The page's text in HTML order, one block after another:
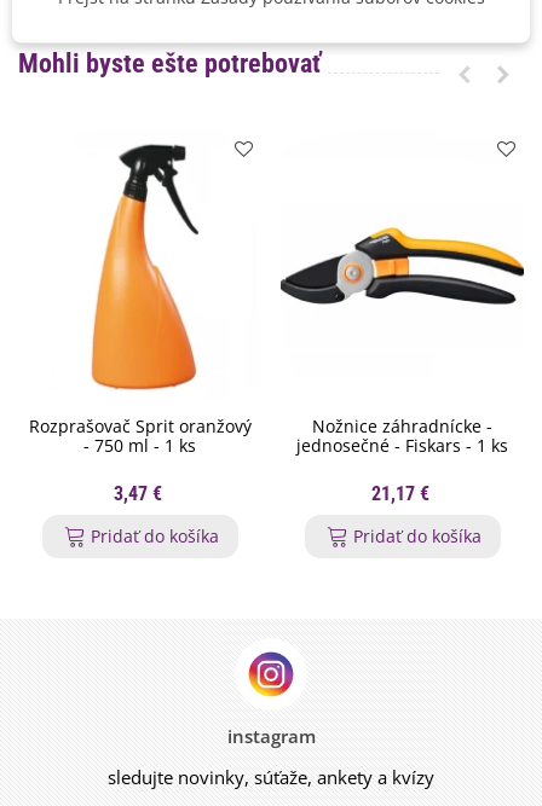
Mohli byste ešte potrebovať
Rozprašovač Sprit oranžový
- 750 ml - 1 ks
3,47 €
Pridať do košíka
Nožnice záhradnícke -
jednosečné - Fiskars - 1 ks
21,17 €
Pridať do košíka
instagram
sledujte novinky, súťaže, ankety a kvízy